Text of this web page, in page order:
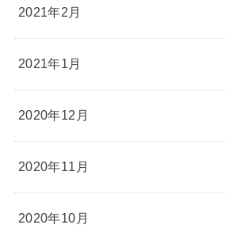
2021年2月
2021年1月
2020年12月
2020年11月
2020年10月